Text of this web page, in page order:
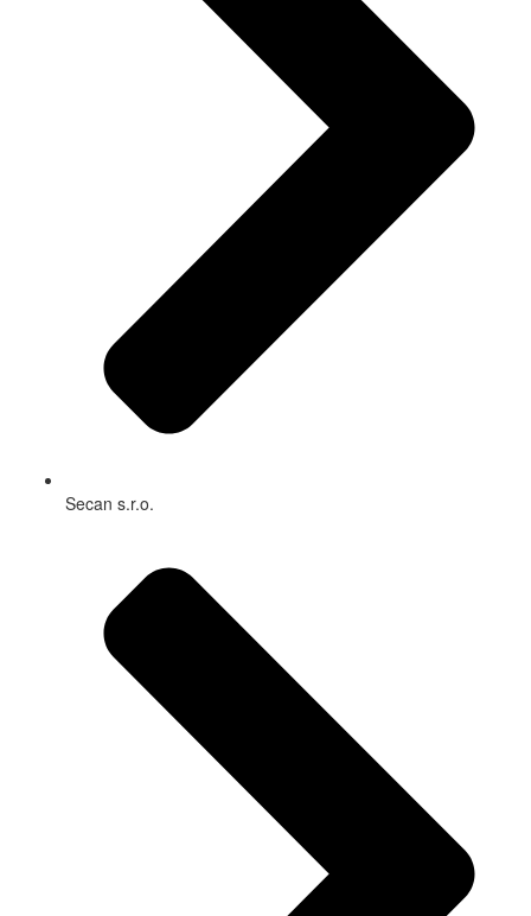
Secan s.r.o.